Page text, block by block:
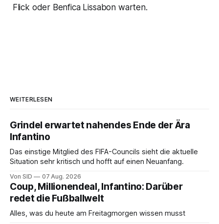
Flick oder Benfica Lissabon warten.
WEITERLESEN
Grindel erwartet nahendes Ende der Ära
Infantino
Das einstige Mitglied des FIFA-Councils sieht die aktuelle
Situation sehr kritisch und hofft auf einen Neuanfang.
Von SID 07 Aug. 2026
Coup, Millionendeal, Infantino: Darüber
redet die Fußballwelt
Alles, was du heute am Freitagmorgen wissen musst